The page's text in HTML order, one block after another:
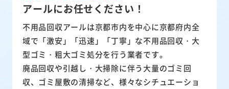
アールにお任せください！
不用品回収アールは京都市内を中心に京都府内全
域で「激安」「迅速」「丁寧」な不用品回収・大
型ゴミ・粗大ゴミ処分を行う業者です。
廃品回収や引越し・大掃除に伴う大量のゴミ回
収、ゴミ屋敷の清掃など、様々なシチュエーショ